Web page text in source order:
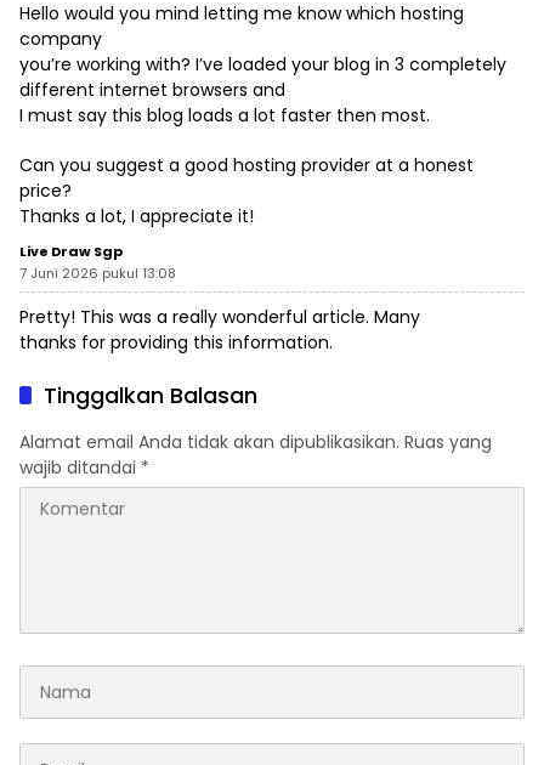
Hello would you mind letting me know which hosting
company
you’re working with? I’ve loaded your blog in 3 completely
different internet browsers and
I must say this blog loads a lot faster then most.
Can you suggest a good hosting provider at a honest
price?
Thanks a lot, I appreciate it!
Live Draw Sgp
7 Juni 2026 pukul 13:08
Pretty! This was a really wonderful article. Many
thanks for providing this information.
Tinggalkan Balasan
Alamat email Anda tidak akan dipublikasikan. Ruas yang
wajib ditandai *